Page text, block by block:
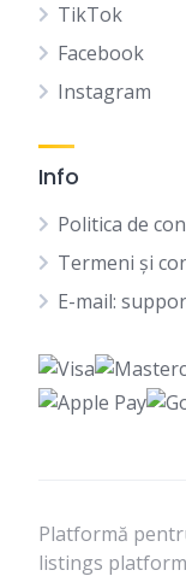
TikTok
Facebook
Instagram
Info
Politica de
Termeni și
E-mail:
Platformă
listings platform